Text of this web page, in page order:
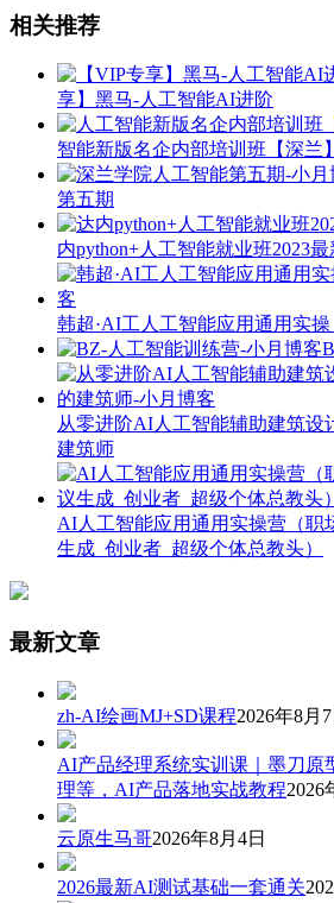
相关推荐
享】黑马-人工智能AI进阶
智能新版名企内部培训班【深兰】
第五期
内python+人工智能就业班2023最
韩超·AI工人工智能应用通用实操
从零进阶AI人工智能辅助建筑设
建筑师
AI人工智能应用通用实操营（职
生成_创业者_超级个体总教头）
最新文章
zh-AI绘画MJ+SD课程2026年8月7
AI产品经理系统实训课｜墨刀原
理等，AI产品落地实战教程2026
云原生马哥2026年8月4日
2026最新AI测试基础一套通关